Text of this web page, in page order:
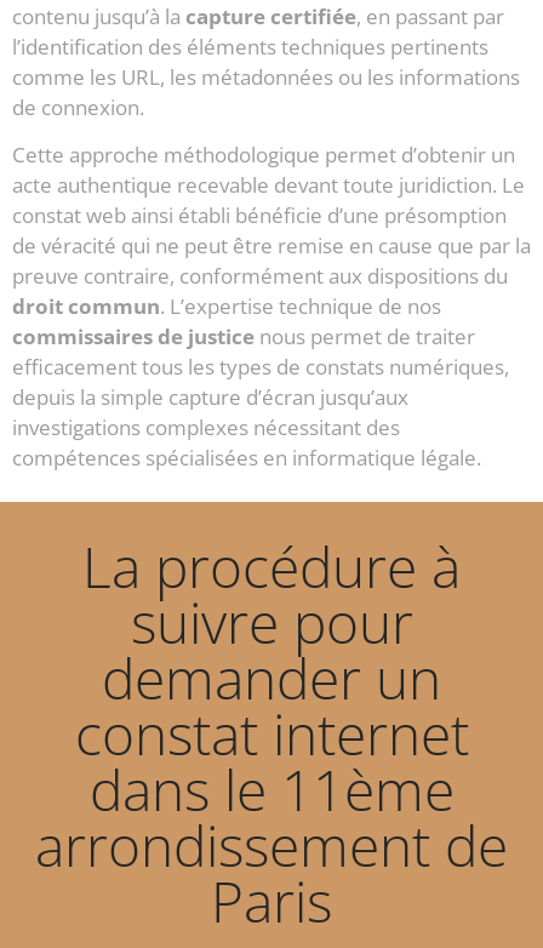
contenu jusqu’à la capture certifiée, en passant par
l’identification des éléments techniques pertinents
comme les URL, les métadonnées ou les informations
de connexion.
Cette approche méthodologique permet d’obtenir un
acte authentique recevable devant toute juridiction. Le
constat web ainsi établi bénéficie d’une présomption
de véracité qui ne peut être remise en cause que par la
preuve contraire, conformément aux dispositions du
droit commun. L’expertise technique de nos
commissaires de justice nous permet de traiter
efficacement tous les types de constats numériques,
depuis la simple capture d’écran jusqu’aux
investigations complexes nécessitant des
compétences spécialisées en informatique légale.
La procédure à
suivre pour
demander un
constat internet
dans le 11ème
arrondissement de
Paris